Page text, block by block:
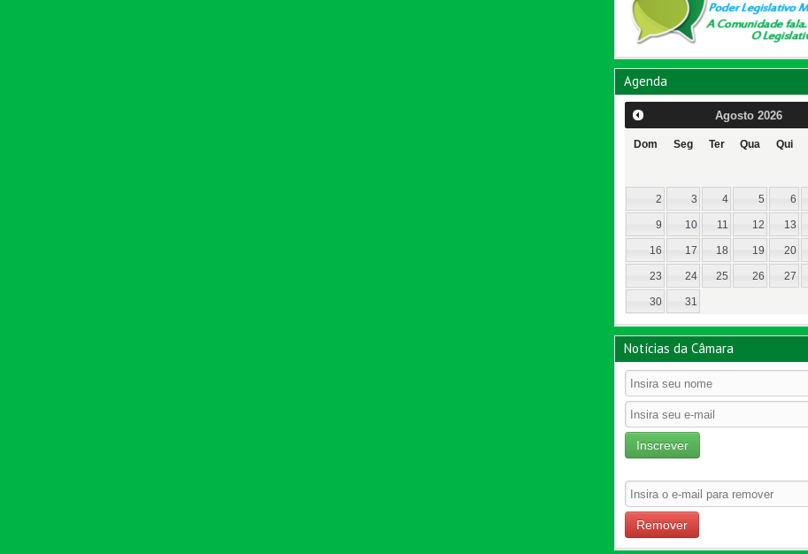
Agenda
Agosto 2026
Dom Seg Ter Qua Qui
2 3 4 5 6
9 10 11 12 13
16 17 18 19 20
23 24 25 26 27
30 31
Notícias da Câmara
Inscrever
Remover